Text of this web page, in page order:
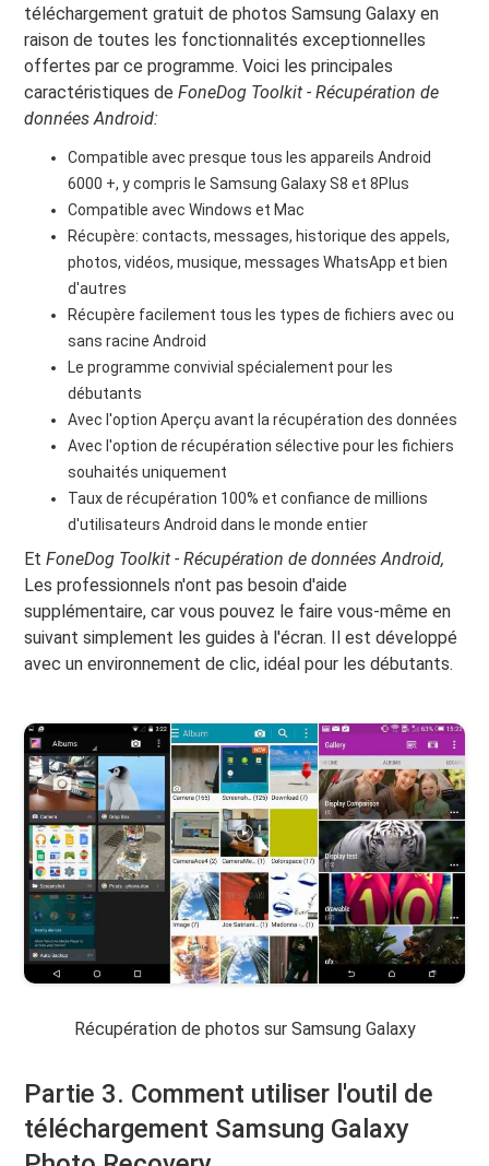
téléchargement gratuit de photos Samsung Galaxy en
raison de toutes les fonctionnalités exceptionnelles
offertes par ce programme. Voici les principales
caractéristiques deFoneDog Toolkit - Récupération de
données Android:
Compatible avec presque tous les appareils Android
6000 +, y compris le Samsung Galaxy S8 et 8Plus
Compatible avec Windows et Mac
Récupère: contacts, messages, historique des appels,
photos, vidéos, musique, messages WhatsApp et bien
d'autres
Récupère facilement tous les types de fichiers avec ou
sans racine Android
Le programme convivial spécialement pour les
débutants
Avec l'option Aperçu avant la récupération des données
Avec l'option de récupération sélective pour les fichiers
souhaités uniquement
Taux de récupération 100% et confiance de millions
d'utilisateurs Android dans le monde entier
EtFoneDog Toolkit - Récupération de données Android,
Les professionnels n'ont pas besoin d'aide
supplémentaire, car vous pouvez le faire vous-même en
suivant simplement les guides à l'écran. Il est développé
avec un environnement de clic, idéal pour les débutants.
Récupération de photos sur Samsung Galaxy
Partie 3. Comment utiliser l'outil de
téléchargement Samsung Galaxy